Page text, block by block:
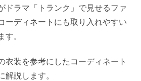
ドラマ「トランク」で見せるファ
ーディネートにも取り入れやすい
す。
衣装を参考にしたコーディネート
解説します。